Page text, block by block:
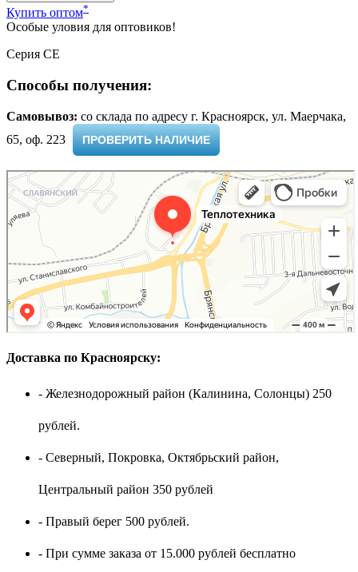
Купить оптом*
Особые уловия для оптовиков!
Серия CE
Способы получения:
Самовывоз: cо склада по адресу г. Красноярск, ул. Маерчака,
65, оф. 223 ​
ПРОВЕРИТЬ НАЛИЧИЕ
Доставка по Красноярску:
- Железнодорожный район (Калинина, Солонцы) 250
рублей.
- Северный, Покровка, Октябрьский район,
Центральный район 350 рублей
- Правый берег 500 рублей.
- При сумме заказа от 15.000 рублей бесплатно